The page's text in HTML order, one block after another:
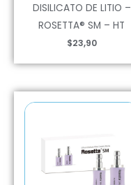
DISILICATO DE LITIO –
ROSETTA® SM – HT
$23,90